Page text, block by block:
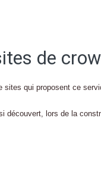
de
sites qui proposent ce
découvert, lors de la